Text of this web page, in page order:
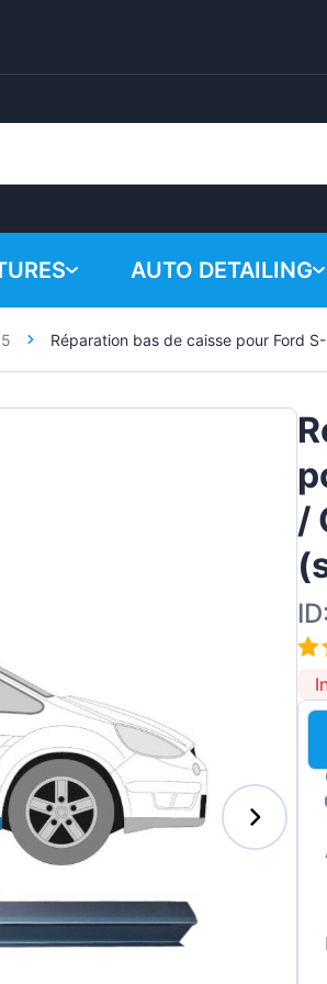
Votre
AUTO DETAILING
Produits chimiques
Réparation bas de caisse pour Ford
/